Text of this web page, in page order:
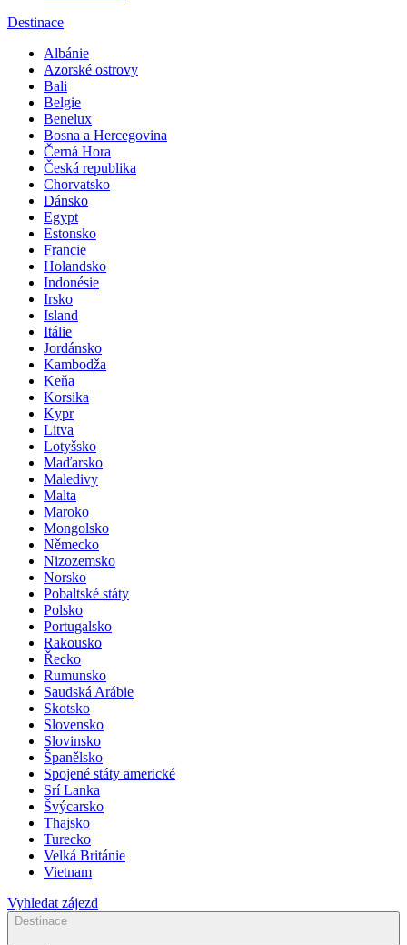
Destinace
Albánie
Azorské ostrovy
Bali
Belgie
Benelux
Bosna a Hercegovina
Černá Hora
Česká republika
Chorvatsko
Dánsko
Egypt
Estonsko
Francie
Holandsko
Indonésie
Irsko
Island
Itálie
Jordánsko
Kambodža
Keňa
Korsika
Kypr
Litva
Lotyšsko
Maďarsko
Maledivy
Malta
Maroko
Mongolsko
Německo
Nizozemsko
Norsko
Pobaltské státy
Polsko
Portugalsko
Rakousko
Řecko
Rumunsko
Saudská Arábie
Skotsko
Slovensko
Slovinsko
Španělsko
Spojené státy americké
Srí Lanka
Švýcarsko
Thajsko
Turecko
Velká Británie
Vietnam
Vyhledat zájezd
Destinace